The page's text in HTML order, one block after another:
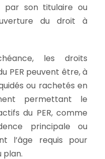
par son titulaire ou
du droit à
les droits
PER peuvent être, à
ou rachetés en
permettant le
du PER, comme
principale ou
l’âge requis pour
plan.